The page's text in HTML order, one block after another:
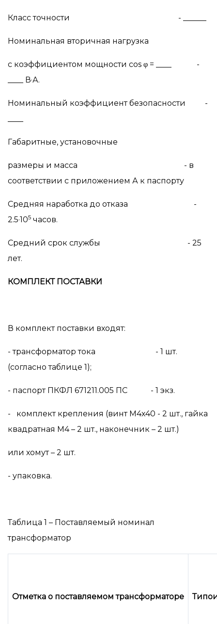
Класс точности - ______
Номинальная вторичная нагрузка
c коэффициентом мощности cos φ = ____ -
____ В·А.
Номинальный коэффициент безопасности -
Габаритные, установочные
размеры и масса - в
соответствии с приложением А к паспорту
Средняя наработка до отказа -
2.5·105 часов.
Средний срок службы - 25
лет.
КОМПЛЕКТ ПОСТАВКИ
В комплект поставки входят:
- трансформатор тока - 1 шт.
(согласно таблице 1);
- паспорт ПКФЛ 671211.005 ПС - 1 экз.
- комплект крепления (винт М4х40 - 2 шт., гайка
квадратная М4 – 2 шт., наконечник – 2 шт.)
или хомут – 2 шт.
- упаковка.
Таблица 1 – Поставляемый номинал
трансформатор
Отметка о поставляемом трансформаторе